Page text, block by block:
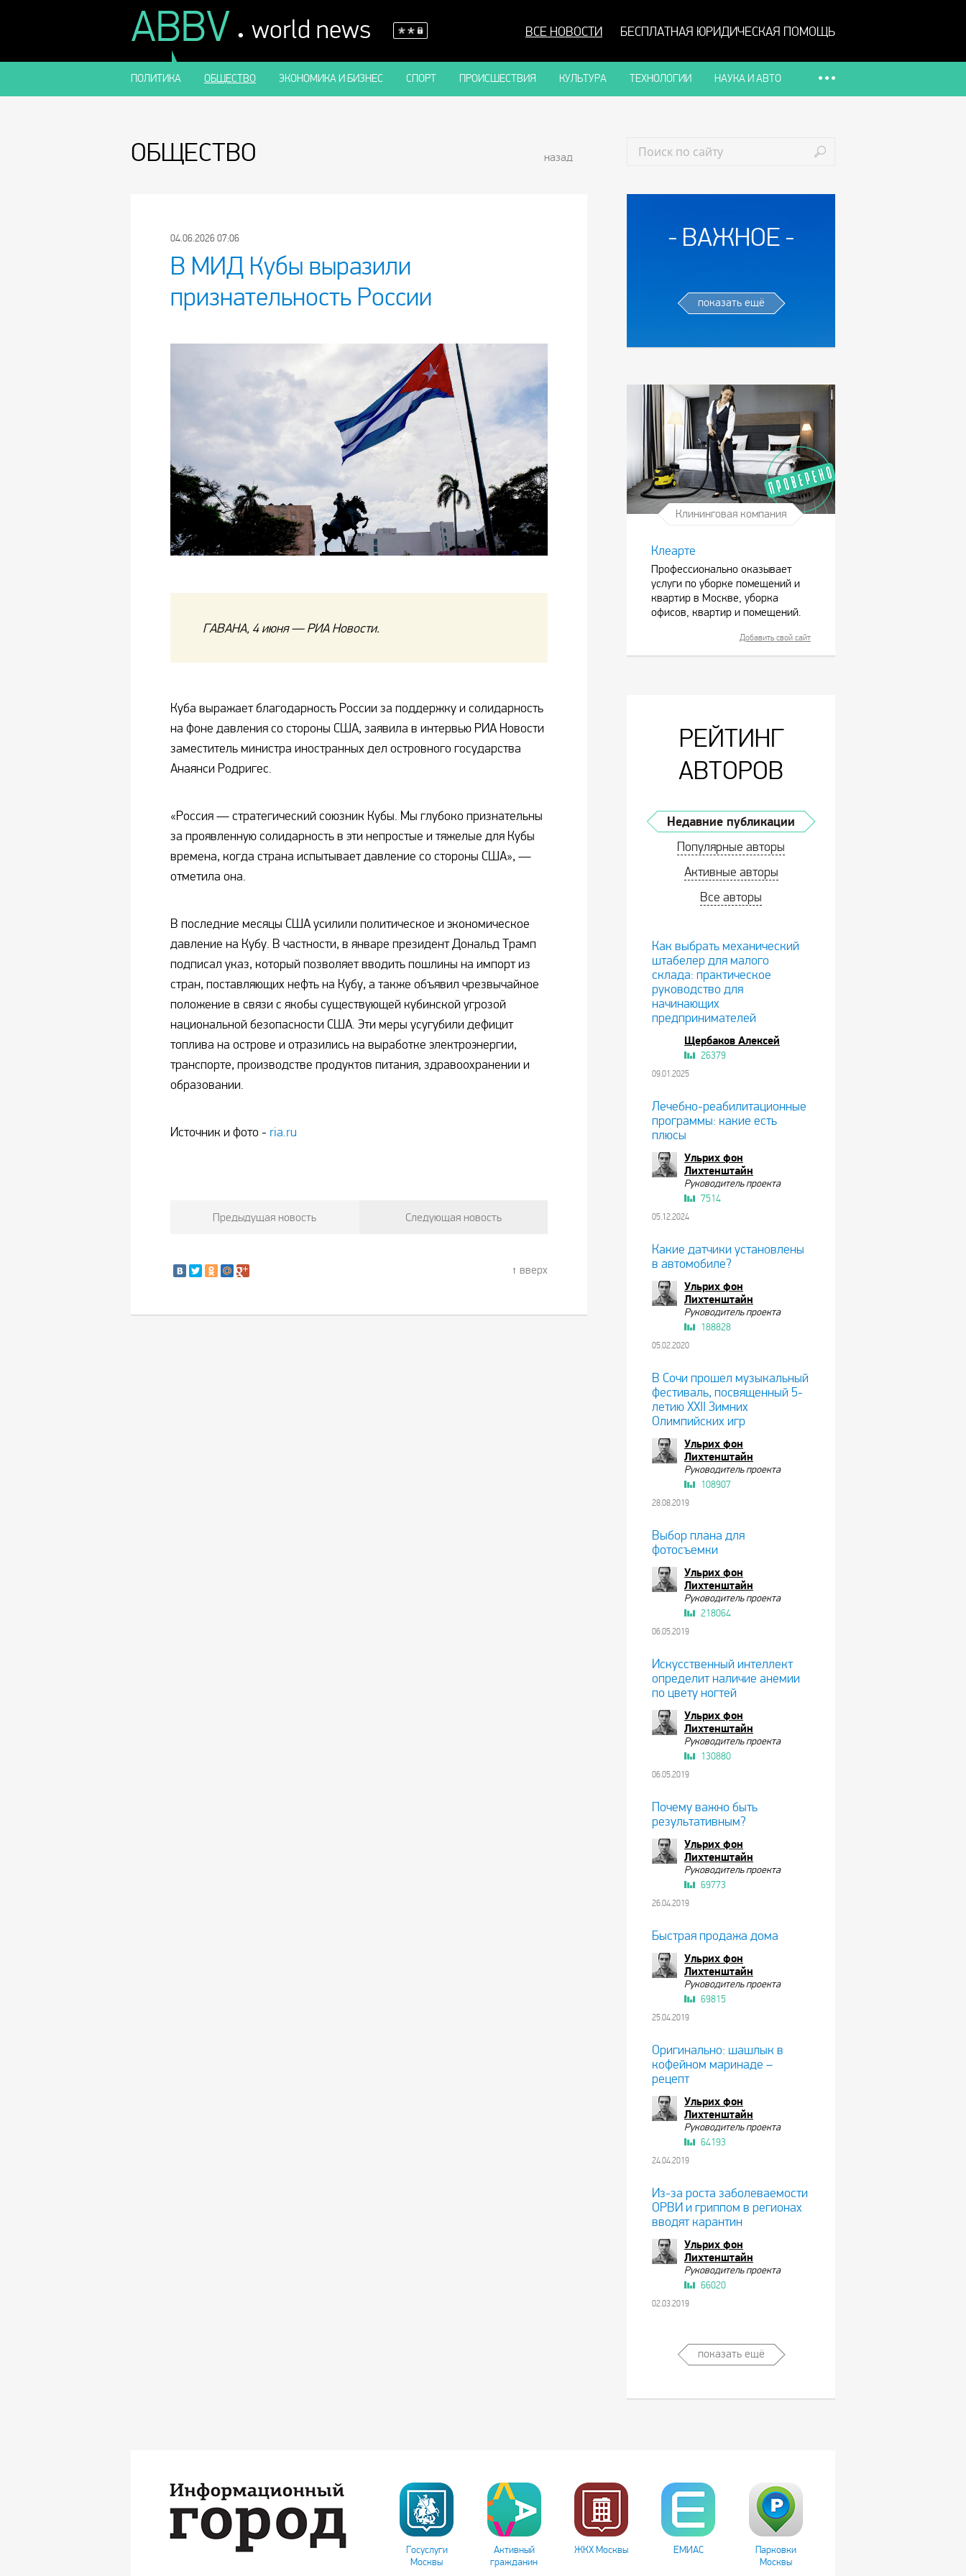
ABBV . world news ВСЕ НОВОСТИ БЕСПЛАТНАЯ ЮРИДИЧЕСКАЯ ПОМОЩЬ
ПОЛИТИКА ОБЩЕСТВО ЭКОНОМИКА И БИЗНЕС СПОРТ ПРОИСШЕСТВИЯ КУЛЬТУРА ТЕХНОЛОГИИ НАУКА И АВТО
ВАЖНОЕ
показать ещё
Клининговая компания
Клеарте
Профессионально оказывает
услуги по уборке помещений и
квартир в Москве, уборка
офисов, квартир и помещений.
Добавить свой сайт
РЕЙТИНГ
АВТОРОВ
Недавние публикации
Популярные авторы
Активные авторы
Все авторы
Как выбрать механический
штабелер для малого
склада: практическое
руководство для
начинающих
предпринимателей
Щербаков Алексей
26379
09.01.2025
Лечебно-реабилитационные
программы: какие есть
плюсы
Ульрих фон
Лихтенштайн
Руководитель проекта
7514
05.12.2024
Какие датчики установлены
в автомобиле?
Ульрих фон
Лихтенштайн
Руководитель проекта
188828
05.02.2020
В Сочи прошел музыкальный
фестиваль, посвященный 5-
летию XXII Зимних
Олимпийских игр
Ульрих фон
Лихтенштайн
Руководитель проекта
108907
28.08.2019
Выбор плана для
фотосъемки
Ульрих фон
Лихтенштайн
Руководитель проекта
218064
06.05.2019
Искусственный интеллект
определит наличие анемии
по цвету ногтей
Ульрих фон
Лихтенштайн
Руководитель проекта
130880
06.05.2019
Почему важно быть
результативным?
Ульрих фон
Лихтенштайн
Руководитель проекта
69773
26.04.2019
Быстрая продажа дома
Ульрих фон
Лихтенштайн
Руководитель проекта
69815
25.04.2019
Оригинально: шашлык в
кофейном маринаде –
рецепт
Ульрих фон
Лихтенштайн
Руководитель проекта
64193
24.04.2019
Из-за роста заболеваемости
ОРВИ и гриппом в регионах
вводят карантин
Ульрих фон
Лихтенштайн
Руководитель проекта
66020
02.03.2019
показать ещё
ОБЩЕСТВО назад
04.06.2026 07:06
В МИД Кубы выразили
признательность России
ГАВАНА, 4 июня — РИА Новости.
Куба выражает благодарность России за поддержку и солидарность
на фоне давления со стороны США, заявила в интервью РИА Новости
заместитель министра иностранных дел островного государства
Анаянси Родригес.
«Россия — стратегический союзник Кубы. Мы глубоко признательны
за проявленную солидарность в эти непростые и тяжелые для Кубы
времена, когда страна испытывает давление со стороны США», —
отметила она.
В последние месяцы США усилили политическое и экономическое
давление на Кубу. В частности, в январе президент Дональд Трамп
подписал указ, который позволяет вводить пошлины на импорт из
стран, поставляющих нефть на Кубу, а также объявил чрезвычайное
положение в связи с якобы существующей кубинской угрозой
национальной безопасности США. Эти меры усугубили дефицит
топлива на острове и отразились на выработке электроэнергии,
транспорте, производстве продуктов питания, здравоохранении и
образовании.
Источник и фото - ria.ru
Предыдущая новость Следующая новость
вверх
Госуслуги
Москвы
Активный
гражданин
ЖКХ Москвы ЕМИАС
Парковки
Москвы